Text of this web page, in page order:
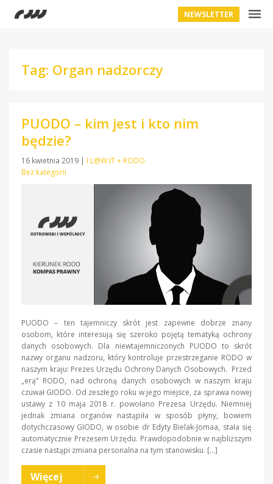
NEWSLETTER
Tag: Organ nadzorczy
PUODO – kim jest i kto nim
będzie?
16 kwietnia 2019 | I L@W IT + RODO
Bez kategorii
PUODO – ten tajemniczy skrót jest zapewne dobrze znany
osobom, które interesują się szeroko pojętą tematyką ochrony
danych osobowych. Dla niewtajemniczonych PUODO to skrót
nazwy organu nadzoru, który kontroluje przestrzeganie RODO w
naszym kraju: Prezes Urzędu Ochrony Danych Osobowych. Przed
„erą” RODO, nad ochroną danych osobowych w naszym kraju
czuwał GIODO. Od zeszłego roku w jego miejsce, za sprawa nowej
ustawy z 10 maja 2018 r. powołano Prezesa Urzędu. Niemniej
jednak zmiana organów nastąpiła w sposób płyny, bowiem
dotychczasowy GIODO, w osobie dr Edyty Bielak-Jomaa, stała się
automatycznie Prezesem Urzędu. Prawdopodobnie w najbliższym
czasie nastąpi zmiana personalna na tym stanowisku. […]
Więcej